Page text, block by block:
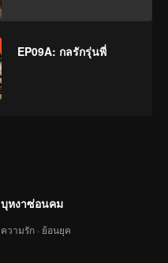
EP09A: กลรักรุ่นพี่
EP10A: กลรักรุ่นพี่
บุหงาซ่อนคม
ความรัก · ย้อนยุค